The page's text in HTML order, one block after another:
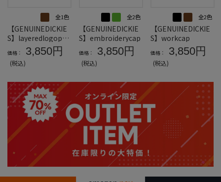
全1色
【GENUINEDICKIE
S】layeredlogoprin
価格： 3,850円
(税込)
全2色
【GENUINEDICKIE
S】embroiderycap
価格： 3,850円
(税込)
全2色
【GENUINEDICKIE
S】workcap
価格： 3,850円
(税込)